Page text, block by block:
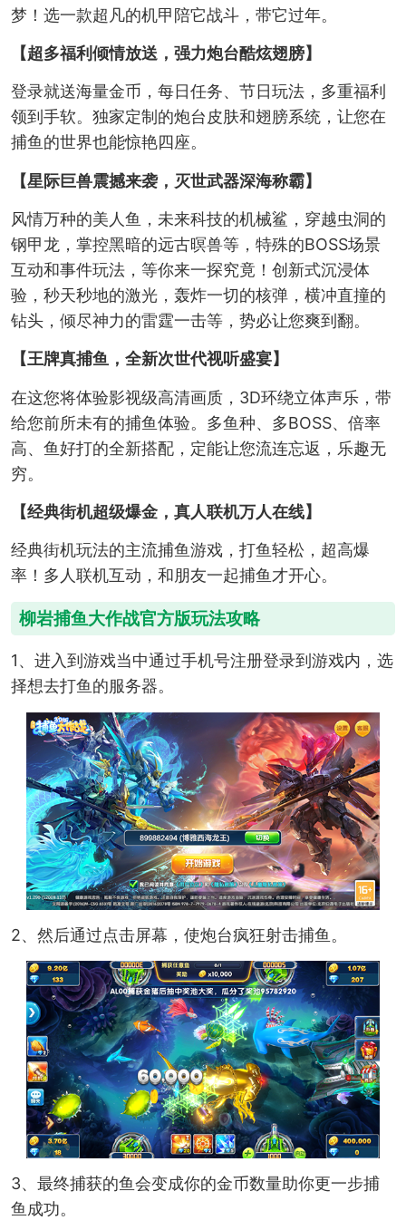
梦！选一款超凡的机甲陪它战斗，带它过年。
【超多福利倾情放送，强力炮台酷炫翅膀】
登录就送海量金币，每日任务、节日玩法，多重福利
领到手软。独家定制的炮台皮肤和翅膀系统，让您在
捕鱼的世界也能惊艳四座。
【星际巨兽震撼来袭，灭世武器深海称霸】
风情万种的美人鱼，未来科技的机械鲨，穿越虫洞的
钢甲龙，掌控黑暗的远古暝兽等，特殊的BOSS场景
互动和事件玩法，等你来一探究竟！创新式沉浸体
验，秒天秒地的激光，轰炸一切的核弹，横冲直撞的
钻头，倾尽神力的雷霆一击等，势必让您爽到翻。
【王牌真捕鱼，全新次世代视听盛宴】
在这您将体验影视级高清画质，3D环绕立体声乐，带
给您前所未有的捕鱼体验。多鱼种、多BOSS、倍率
高、鱼好打的全新搭配，定能让您流连忘返，乐趣无
穷。
【经典街机超级爆金，真人联机万人在线】
经典街机玩法的主流捕鱼游戏，打鱼轻松，超高爆
率！多人联机互动，和朋友一起捕鱼才开心。
柳岩捕鱼大作战官方版玩法攻略
1、进入到游戏当中通过手机号注册登录到游戏内，选
择想去打鱼的服务器。
2、然后通过点击屏幕，使炮台疯狂射击捕鱼。
3、最终捕获的鱼会变成你的金币数量助你更一步捕
鱼成功。